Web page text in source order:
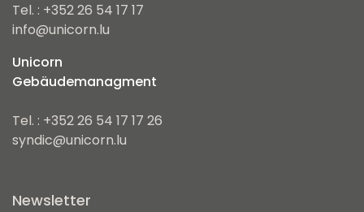
Tel. : +352 26 54 17 17
info@unicorn.lu
Unicorn
Gebäudemanagment
Tel. : +352 26 54 17 17 26
syndic@unicorn.lu
Newsletter